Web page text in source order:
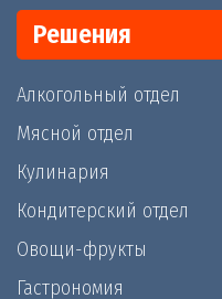
Решения
Алкогольный отдел
Мясной отдел
Кулинария
Кондитерский отдел
Овощи-фрукты
Гастрономия